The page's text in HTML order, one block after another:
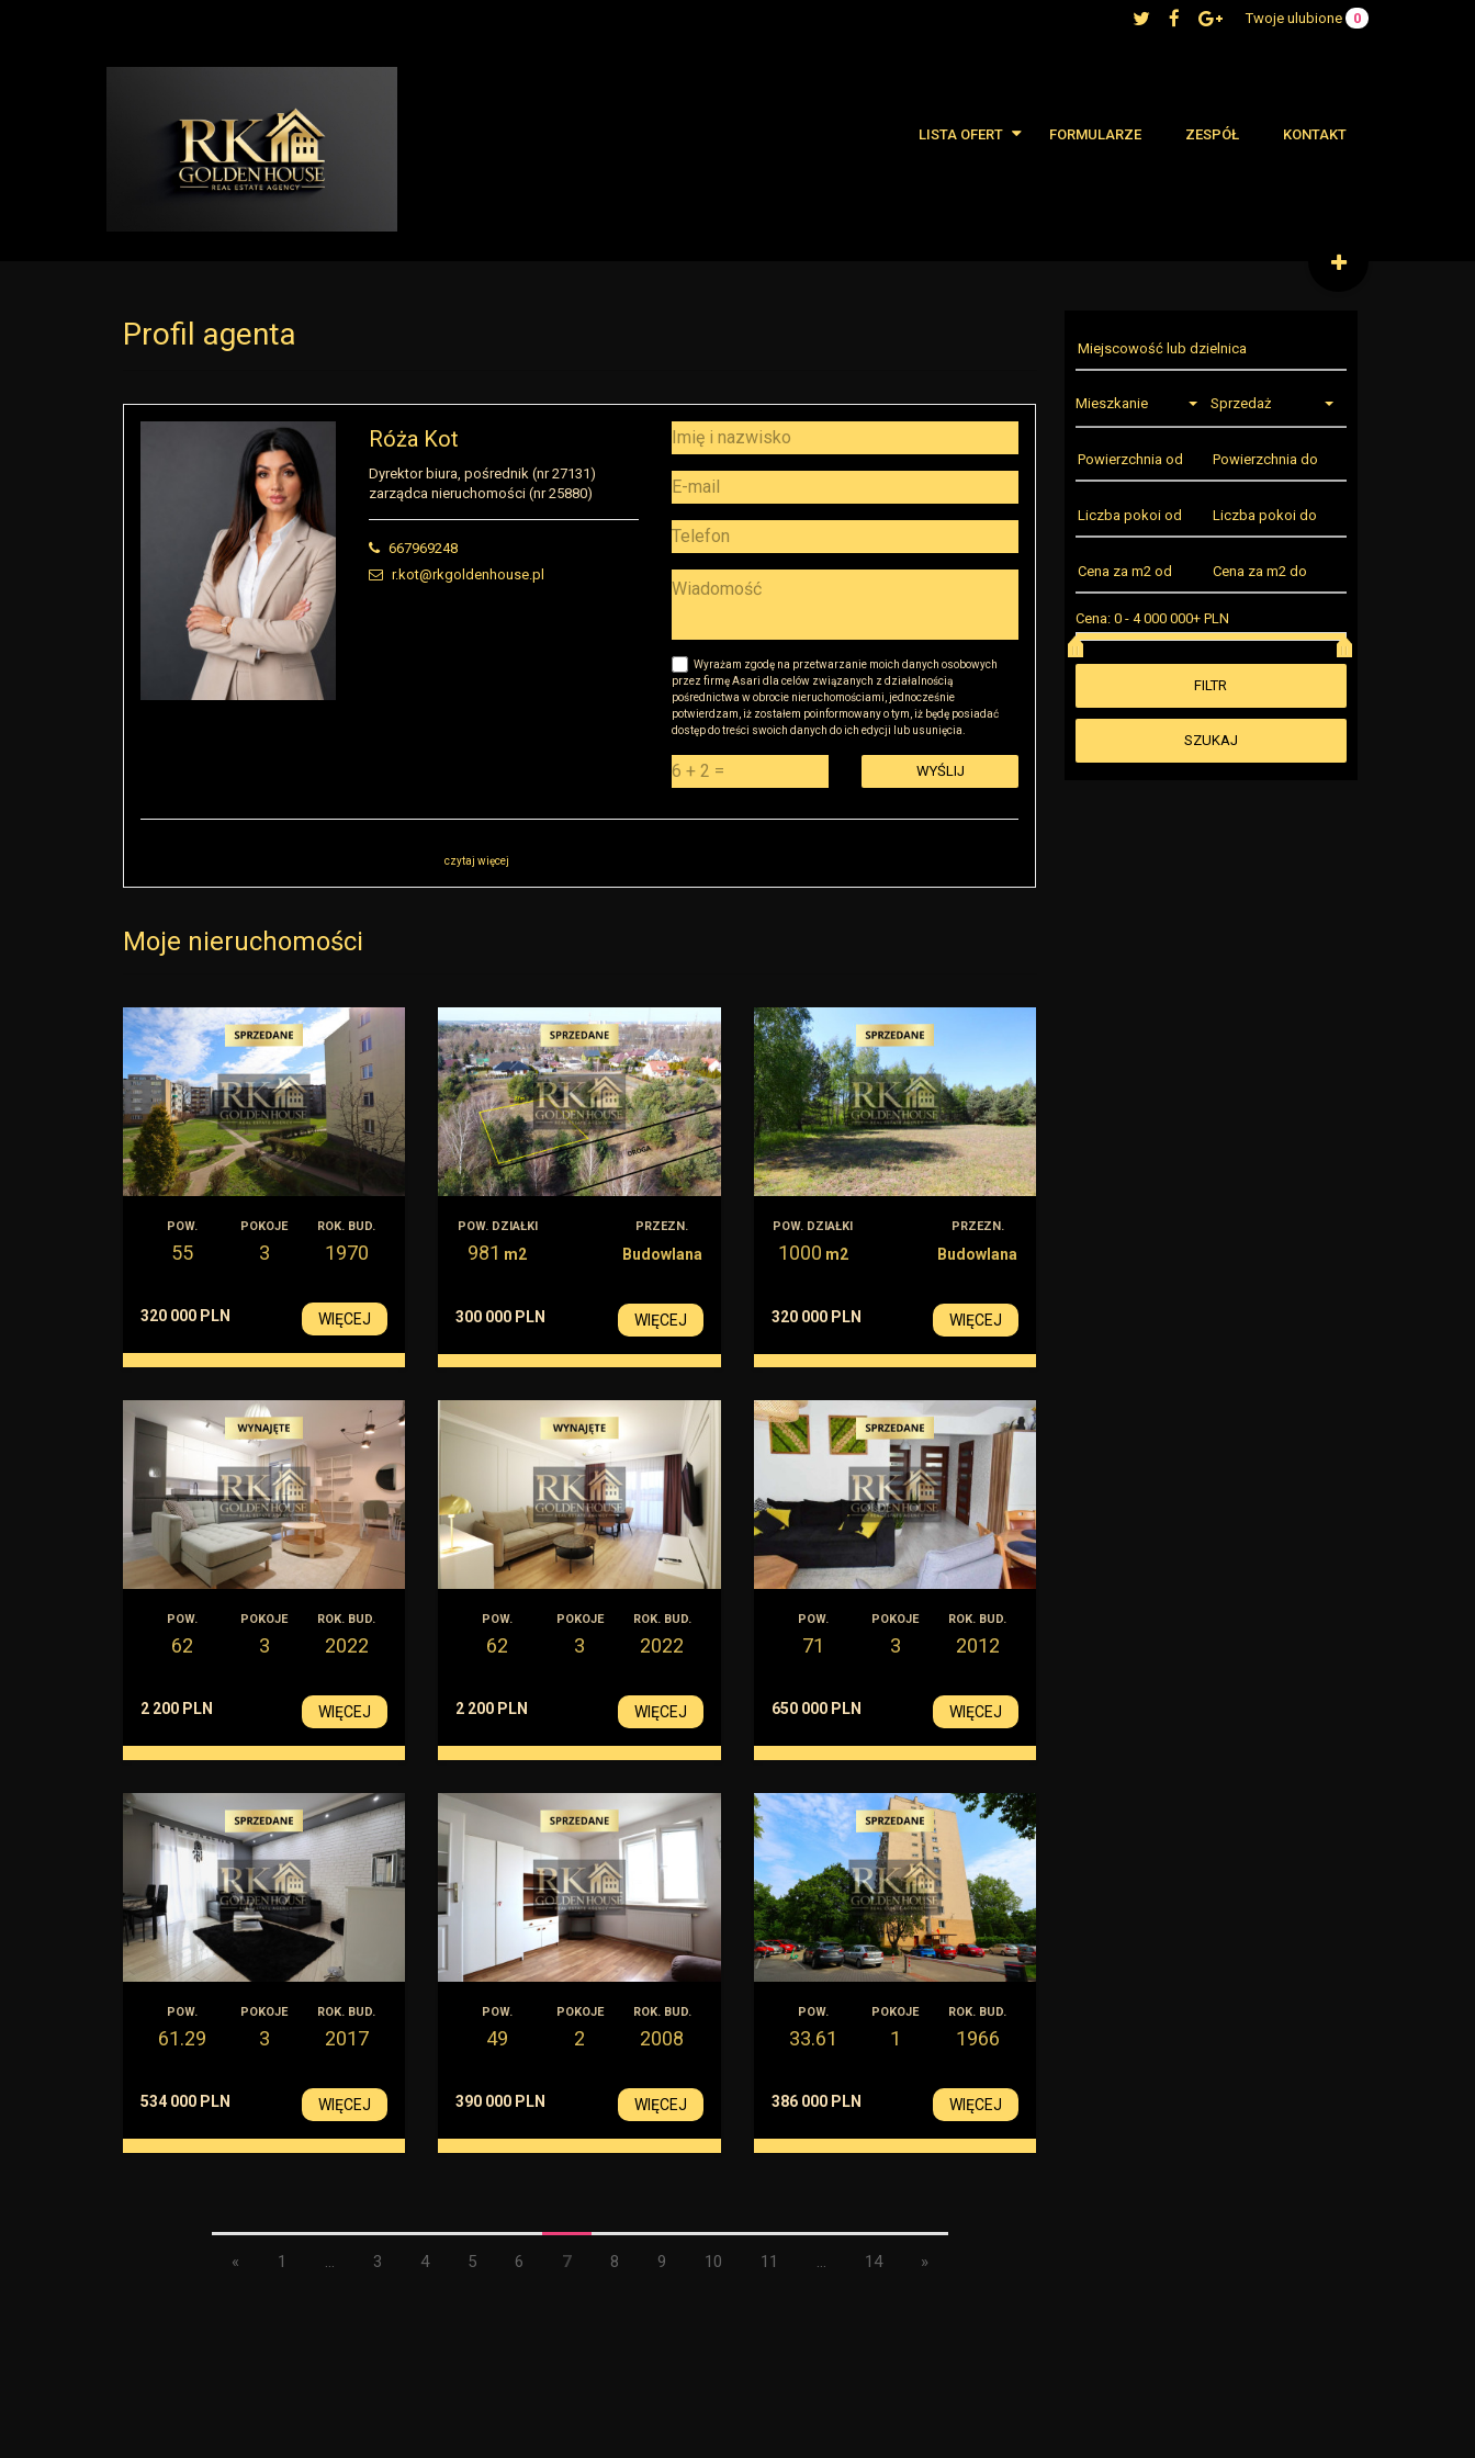
Twoje ulubione 0
LISTA OFERT FORMULARZE ZESPÓŁ KONTAKT
Profil agenta
Róża Kot
Dyrektor biura, pośrednik (nr 27131)
zarządca nieruchomości (nr 25880)
667969248
r.kot@rkgoldenhouse.pl
Wyrażam zgodę na przetwarzanie moich danych osobowych
przez firmę Asari dla celów związanych z działalnością
pośrednictwa w obrocie nieruchomościami, jednocześnie
potwierdzam, iż zostałem poinformowany o tym, iż będę posiadać
dostęp do treści swoich danych do ich edycji lub usunięcia.
WYŚLIJ
czytaj więcej
Moje nieruchomości
POW.
55
POKOJE
3
ROK. BUD.
1970
320 000 PLN WIĘCEJ
POW. DZIAŁKI
981 m2
PRZEZN.
Budowlana
300 000 PLN WIĘCEJ
POW. DZIAŁKI
1000 m2
PRZEZN.
Budowlana
320 000 PLN WIĘCEJ
POW.
62
POKOJE
3
ROK. BUD.
2022
2 200 PLN WIĘCEJ
POW.
62
POKOJE
3
ROK. BUD.
2022
2 200 PLN WIĘCEJ
POW.
71
POKOJE
3
ROK. BUD.
2012
650 000 PLN WIĘCEJ
POW.
61.29
POKOJE
3
ROK. BUD.
2017
534 000 PLN WIĘCEJ
POW.
49
POKOJE
2
ROK. BUD.
2008
390 000 PLN WIĘCEJ
POW.
33.61
POKOJE
1
ROK. BUD.
1966
386 000 PLN WIĘCEJ
« 1 ... 3 4 5 6 7 8 9 10 11 ... 14 »
Mieszkanie Sprzedaż
Cena: 0- 4 000 000+ PLN